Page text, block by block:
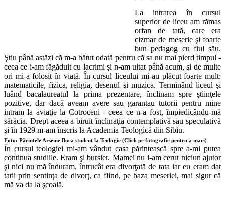
La intrarea în cursul
superior de liceu am rămas
orfan de tată, care era
cizmar de meserie şi foarte
bun pedagog cu fiul său.
Ştiu până astăzi că m-a bătut odată pentru că sa nu mai pierd timpul -
ceea ce i-am făgăduit cu lacrimi şi n-am uitat până acum, şi de multe
ori mi-a folosit în viaţă. În cursul liceului mi-au plăcut foarte mult:
matematicile, fizica, religia, desenul şi muzica. Terminând liceul şi
luând bacalaureatul la prima prezentare, înclinam spre ştiinţele
pozitive, dar dacă aveam avere sau garantau tutorii pentru mine
intram la aviaţie la Cotroceni - ceea ce n-a fost, împiedicându-mă
sărăcia. Drept aceea a biruit înclinaţia contemplativă sau speculativă
şi în 1929 m-am înscris la Academia Teologică din Sibiu.
Foto: Părintele Arsenie Boca student la Teologie (Click pe fotografie pentru a mari)
În cursul teologiei mi-am vândut casa părintească spre a-mi putea
continua studiile. Eram şi bursier. Mamei nu i-am cerut niciun ajutor
şi nici nu mă înduram, întrucât era divorţată de tata iar eu eram dat
tatii prin sentinţa de divorţ, ca fiind, pe baza meseriei, mai sigur că
mă va da la şcoală.